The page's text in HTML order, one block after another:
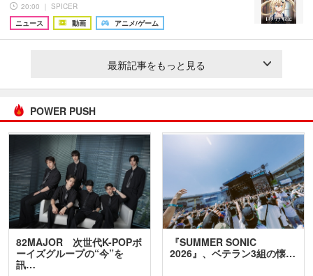
20:00 ｜ SPICER
ニュース
動画 アニメ/ゲーム
最新記事をもっと見る
POWER PUSH
82MAJOR 次世代K-POPボ
ーイズグループの“今”を
訊…
『SUMMER SONIC
2026』、ベテラン3組の懐…